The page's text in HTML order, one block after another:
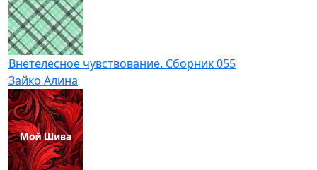
Внетелесное чувствование. Сборник 055
Зайко Алина